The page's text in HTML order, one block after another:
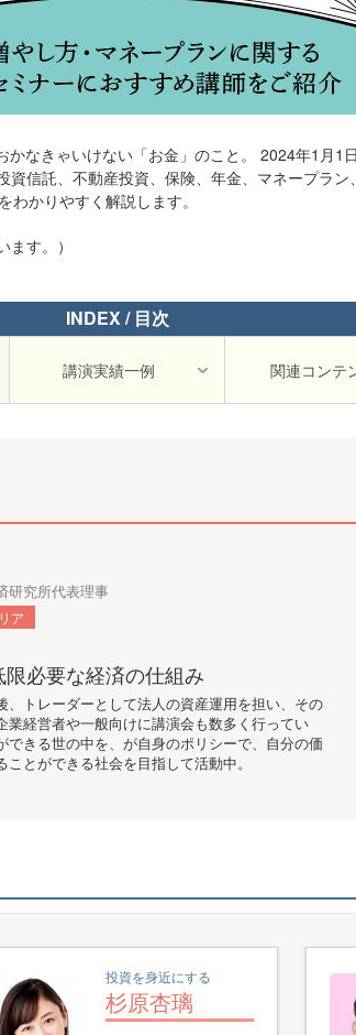
なきゃいけない「お金」のこと。 2024年1月1
信託、不動産投資、保険、年金、マネープラン
かりやすく解説します。
す。）
INDEX / 目次
講演実績一例 関連コンテ
研究所代表理事
ア
必要な経済の仕組み
、トレーダーとして法人の資産運用を担い、その
業経営者や一般向けに講演会も数多く行ってい
できる世の中を、が自身のポリシーで、自分の価
とができる社会を目指して活動中。
投資を身近にする
杉原杏璃